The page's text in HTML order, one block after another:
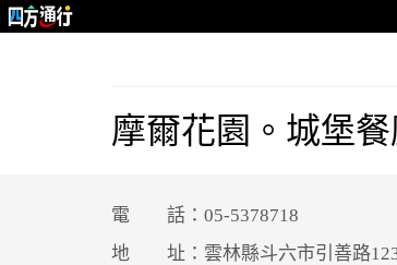
摩爾花園。城堡
電 話：05-5378718
地 址：雲林縣斗六市引善路